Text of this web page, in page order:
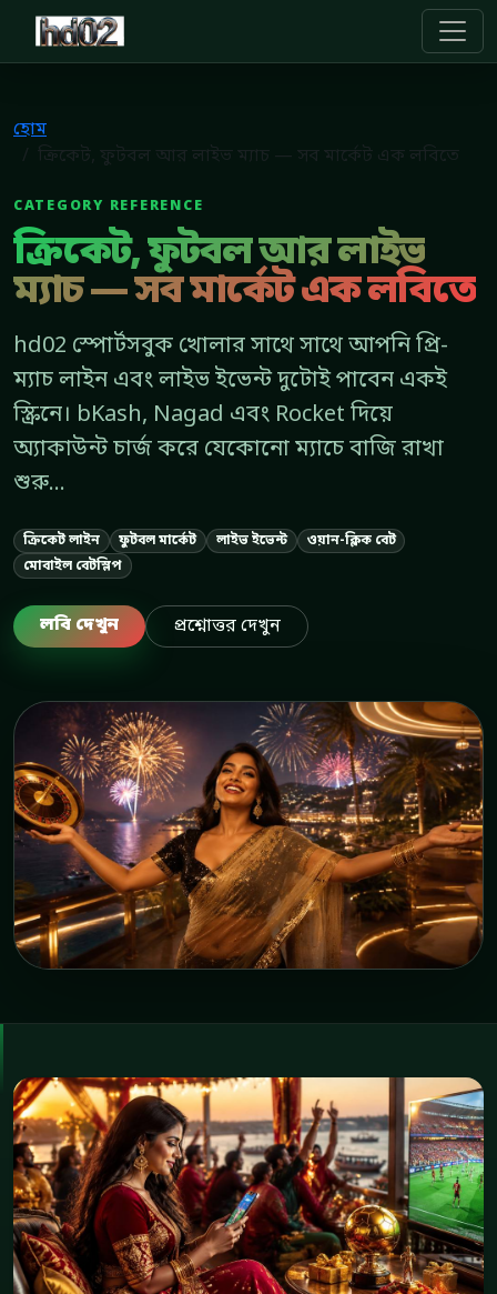
hd02
হোম
ক্রিকেট, ফুটবল আর লাইভ ম্যাচ — সব মার্কেট এক লবিতে
CATEGORY REFERENCE
ক্রিকেট, ফুটবল আর লাইভ
ম্যাচ — সব মার্কেট এক লবিতে
hd02 স্পোর্টসবুক খোলার সাথে সাথে আপনি প্রি-
ম্যাচ লাইন এবং লাইভ ইভেন্ট দুটোই পাবেন একই
স্ক্রিনে। bKash, Nagad এবং Rocket দিয়ে
অ্যাকাউন্ট চার্জ করে যেকোনো ম্যাচে বাজি রাখা
শুরু...
ক্রিকেট লাইন ফুটবল মার্কেট লাইভ ইভেন্ট
ওয়ান-ক্লিক বেট
মোবাইল বেটস্লিপ
লবি দেখুন প্রশ্নোত্তর দেখুন